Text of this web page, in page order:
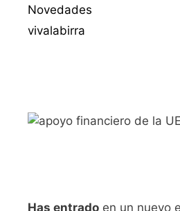
Novedades
vivalabirra
Has entrado en un nuevo